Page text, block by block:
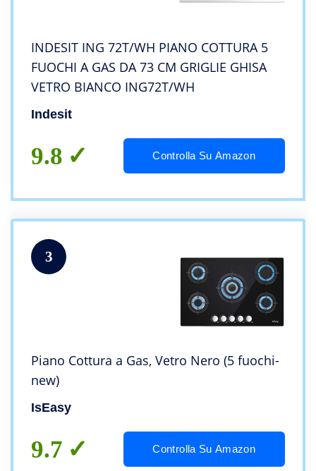
INDESIT ING 72T/WH PIANO COTTURA 5
FUOCHI A GAS DA 73 CM GRIGLIE GHISA
VETRO BIANCO ING72T/WH
Indesit
9.8 Controlla Su Amazon
3
Piano Cottura a Gas, Vetro Nero (5 fuochi-
new)
IsEasy
9.7 Controlla Su Amazon